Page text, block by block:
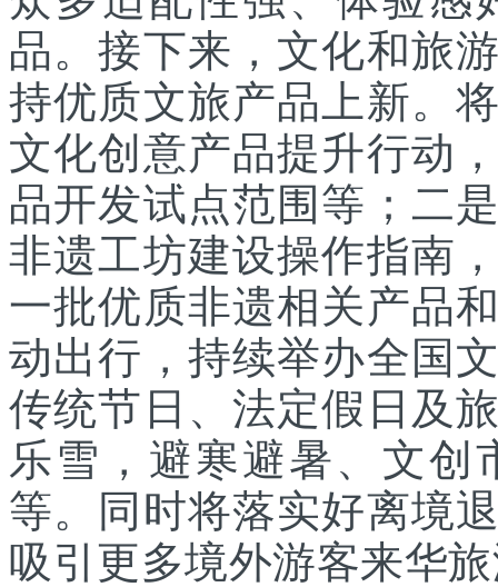
品。接下来，文化和旅
持优质文旅产品上新。
文化创意产品提升行动
品开发试点范围等；二
非遗工坊建设操作指南
一批优质非遗相关产品
动出行，持续举办全国
传统节日、法定假日及
乐雪，避寒避暑、文创
等。同时将落实好离境
吸引更多境外游客来华